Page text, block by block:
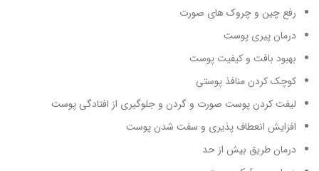
رفع چین و چروک های صورت
درمان پیری پوست
بهبود بافت و کیفیت پوست
کوچک کردن منافذ پوستی
لیفت کردن پوست صورت و گردن و جلوگیری از افتادگی پوست
افزایش انعطاف پذیری و سفت شدن پوست
درمان طریق بیش از حد